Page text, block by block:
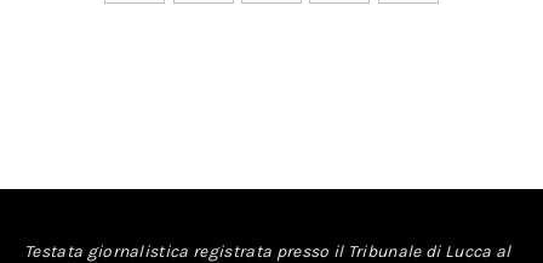
Testata giornalistica registrata presso il Tribunale di Lucca al